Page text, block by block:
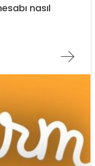
nasıl